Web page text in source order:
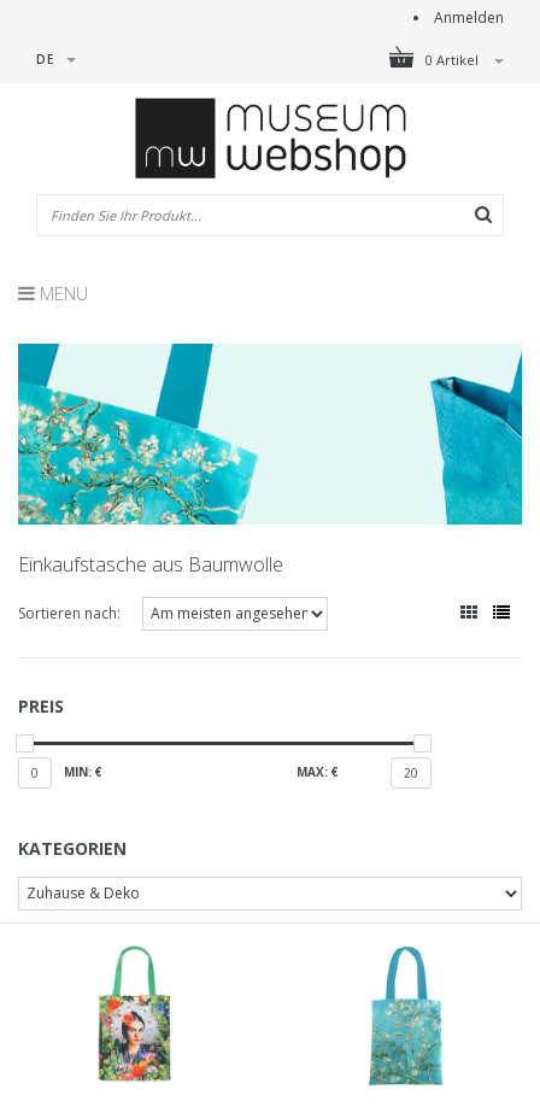
Anmelden
0 Artikel
DE
MENU
Einkaufstasche aus Baumwolle
Sortieren nach:
PREIS
0 MIN: € MAX: € 20
KATEGORIEN